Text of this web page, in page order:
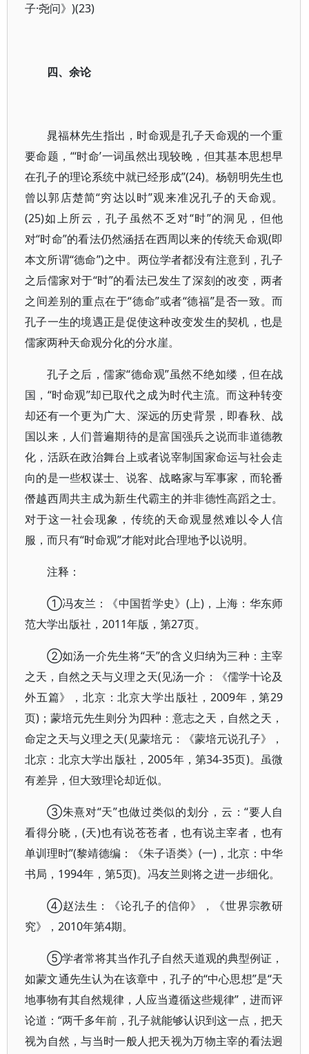
子·尧问》)(23)
四、余论
晁福林先生指出，时命观是孔子天命观的一个重
要命题，“‘时命’一词虽然出现较晚，但其基本思想早
在孔子的理论系统中就已经形成”(24)。杨朝明先生也
曾以郭店楚简“穷达以时”观来准况孔子的天命观。
(25)如上所云，孔子虽然不乏对“时”的洞见，但他
对“时命”的看法仍然涵括在西周以来的传统天命观(即
本文所谓“德命”)之中。两位学者都没有注意到，孔子
之后儒家对于“时”的看法已发生了深刻的改变，两者
之间差别的重点在于“德命”或者“德福”是否一致。而
孔子一生的境遇正是促使这种改变发生的契机，也是
儒家两种天命观分化的分水崖。
孔子之后，儒家“德命观”虽然不绝如缕，但在战
国，“时命观”却已取代之成为时代主流。而这种转变
却还有一个更为广大、深远的历史背景，即春秋、战
国以来，人们普遍期待的是富国强兵之说而非道德教
化，活跃在政治舞台上或者说宰制国家命运与社会走
向的是一些权谋士、说客、战略家与军事家，而轮番
僭越西周共主成为新生代霸主的并非德性高蹈之士。
对于这一社会现象，传统的天命观显然难以令人信
服，而只有“时命观”才能对此合理地予以说明。
注释：
①冯友兰：《中国哲学史》(上)，上海：华东师
范大学出版社，2011年版，第27页。
②如汤一介先生将“天”的含义归纳为三种：主宰
之天，自然之天与义理之天(见汤一介：《儒学十论及
外五篇》，北京：北京大学出版社，2009年，第29
页)；蒙培元先生则分为四种：意志之天，自然之天，
命定之天与义理之天(见蒙培元：《蒙培元说孔子》，
北京：北京大学出版社，2005年，第34-35页)。虽微
有差异，但大致理论却近似。
③朱熹对“天”也做过类似的划分，云：“要人自
看得分晓，(天)也有说苍苍者，也有说主宰者，也有
单训理时”(黎靖德编：《朱子语类》(一)，北京：中华
书局，1994年，第5页)。冯友兰则将之进一步细化。
④赵法生：《论孔子的信仰》，《世界宗教研
究》，2010年第4期。
⑤学者常将其当作孔子自然天道观的典型例证，
如蒙文通先生认为在该章中，孔子的“中心思想”是“天
地事物有其自然规律，人应当遵循这些规律”，进而评
论道：“两千多年前，孔子就能够认识到这一点，把天
视为自然，与当时一般人把天视为万物主宰的看法迥